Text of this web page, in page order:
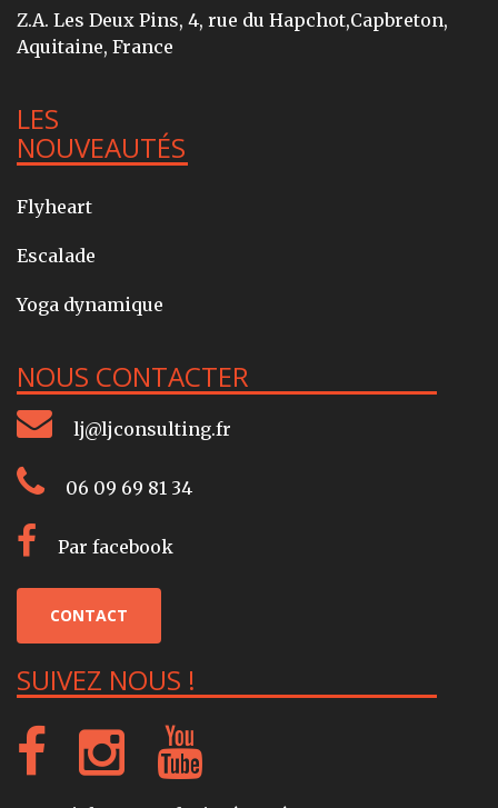
Z.A. Les Deux Pins, 4, rue du Hapchot,Capbreton,
Aquitaine, France
LES
NOUVEAUTÉS
Flyheart
Escalade
Yoga dynamique
NOUS CONTACTER
lj@ljconsulting.fr
06 09 69 81 34
Par facebook
CONTACT
SUIVEZ NOUS !